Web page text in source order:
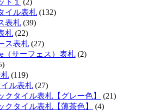
イル表札 (132)
表札 (39)
札 (22)
ス表札 (27)
（サーフェス）表札 (2)
(119)
ル表札 (27)
クタイル表札【グレー色】
(21)
クタイル表札【薄茶色】
(4)